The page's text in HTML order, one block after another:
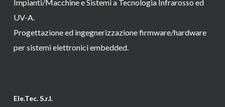
Impianti/Macchine e Sistemi a Tecnologia Infrarosso ed
UV-A.
Progettazione ed ingegnerizzazione firmware/hardware
per sistemi elettronici embedded.
Ele.Tec. S.r.l.